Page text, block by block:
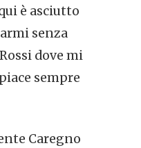
è asciutto
senza
dove mi
sempre
Caregno